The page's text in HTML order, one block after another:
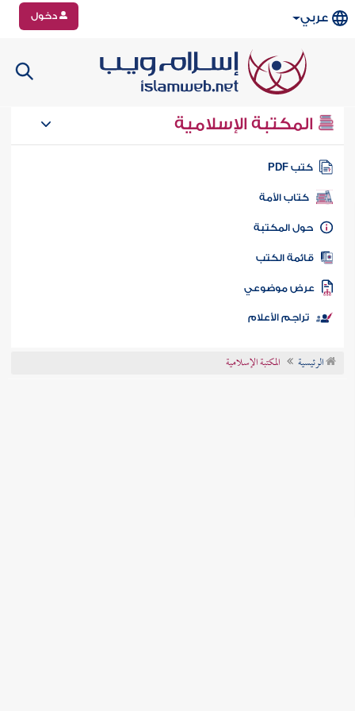
عربي دخول
المكتبة الإسلامية
كتب PDF
كتاب الأمة
المكتبة
الكتب
موضوعي
تراجم الأعلام
الرئيسية المكتبة الإسلامية